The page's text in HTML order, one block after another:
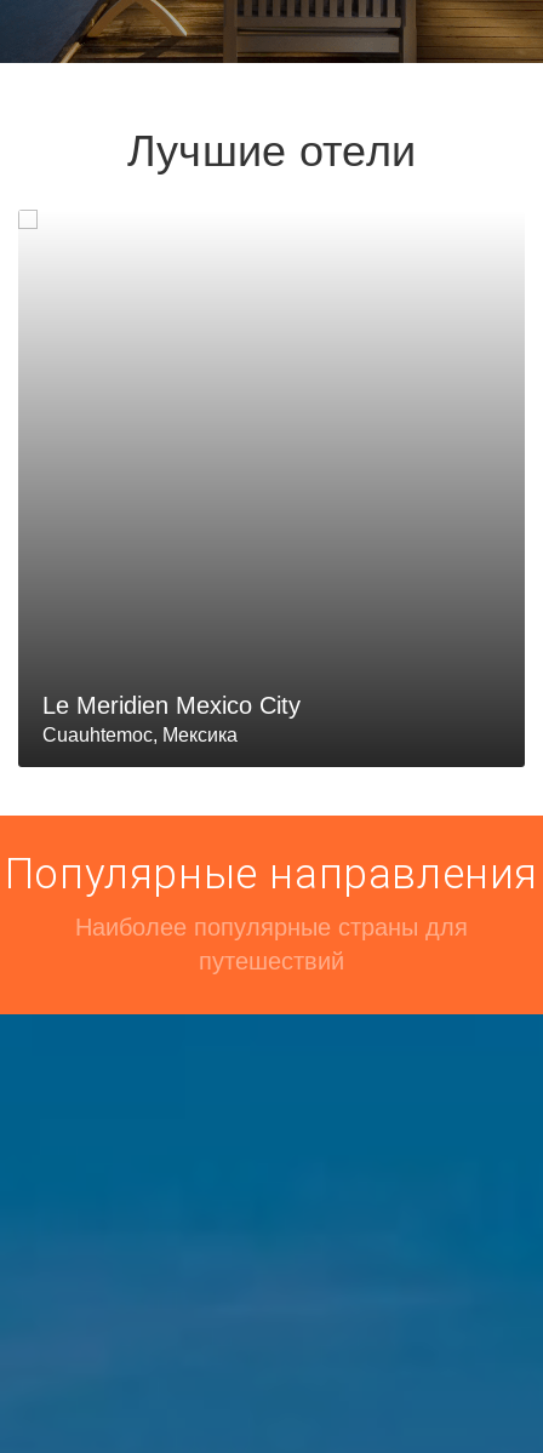
Лучшие отели
Le Meridien Mexico City
Cuauhtemoc, Мексика
Популярные направления
Наиболее популярные страны для
путешествий